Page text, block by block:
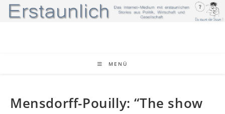
Zum
Inhalt
MENÜ
Mensdorff-Pouilly: “The show